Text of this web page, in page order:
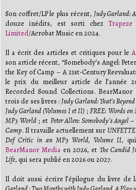
Son coffret/LP le plus récent, Judy Garland:
douze inédits, est sorti chez
Limited/Acrobat Music en 2024.
Il a écrit des articles et critiques pour le
son article récent, “Somebody’s Angel:
the Key of Camp – A 21st-Century
le prix du meilleur article de l’année
Recorded Sound Collections.
trois de ses livres :Judy Garland: That’s
Judy Garland (Volumes I et II) ;FREE: Words
MP3 World; et Peter Allen: Somebody’s Angel
Camp. Il travaille actuellement sur
Def Critic in an MP3 World, Volume II,
BearManor Media en 2026, et The Candid
Life, qui sera publié en 2026 ou 2027.
Il doit aussi écrire l’épilogue du livre de